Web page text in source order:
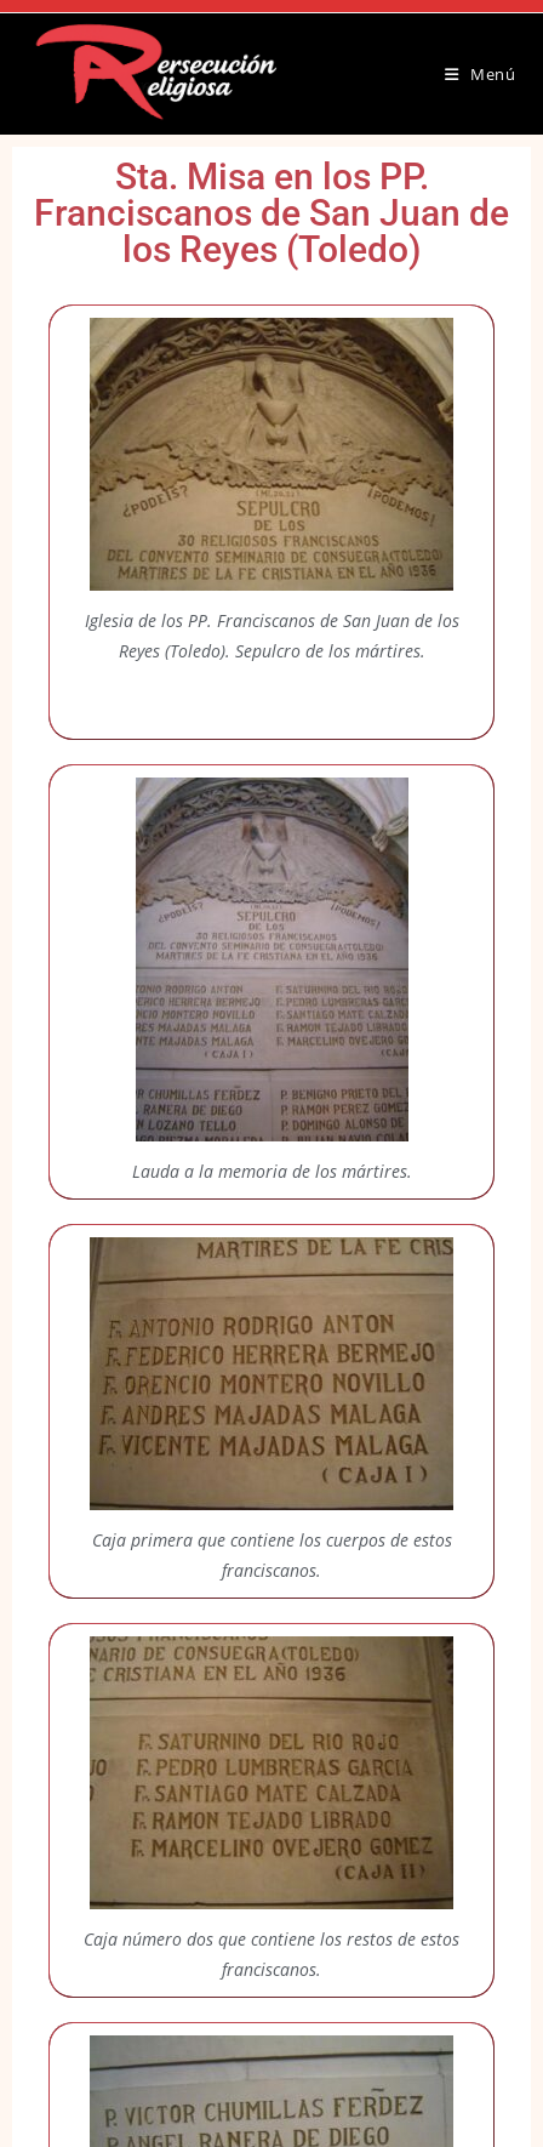
Menú
Sta. Misa en los PP.
Franciscanos de San Juan de
los Reyes (Toledo)
Iglesia de los PP. Franciscanos de San Juan de los
Reyes (Toledo). Sepulcro de los mártires.
Lauda a la memoria de los mártires.
Caja primera que contiene los cuerpos de estos
franciscanos.
Caja número dos que contiene los restos de estos
franciscanos.